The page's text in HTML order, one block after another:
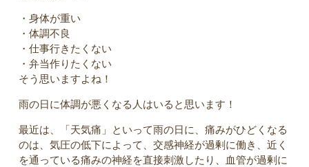
・身体が重い
・体調不良
・仕事行きたくない
・弁当作りたくない
そう思いますよね！
雨の日に体調が悪くなる人はいると思います！
最近は、「天気痛」といって雨の日に、痛みがひどくなる
のは、気圧の低下によって、交感神経が過剰に働き、近く
を通っている痛みの神経を直接刺激したり、血管が過剰に